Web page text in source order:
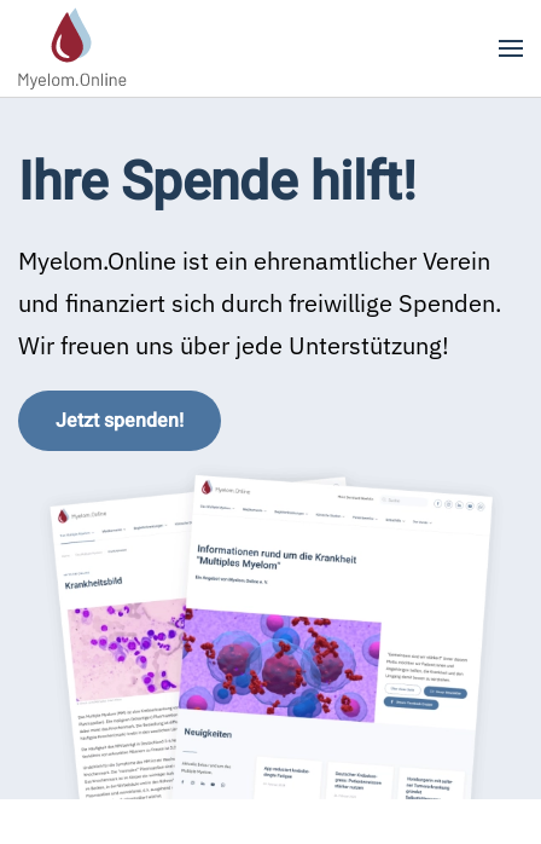
Zum Hauptinhalt springen
Ihre Spende hilft!
Myelom.Online ist ein ehrenamtlicher Verein
und finanziert sich durch freiwillige Spenden.
Wir freuen uns über jede Unterstützung!
Jetzt spenden!